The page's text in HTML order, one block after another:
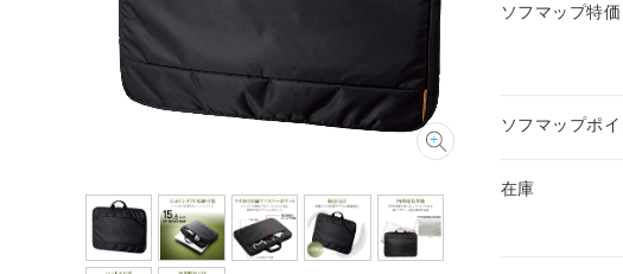
ソフマップ特価
ソフマップポイ
在庫